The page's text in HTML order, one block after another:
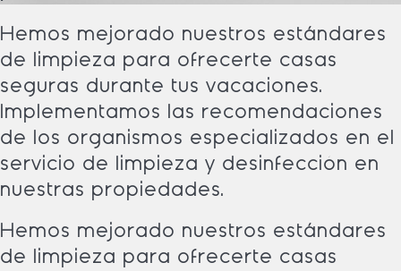
Hemos mejorado nuestros estándares
de limpieza para ofrecerte casas
seguras durante tus vacaciones.
Implementamos las recomendaciones
de los organismos especializados en el
servicio de limpieza y desinfección en
nuestras propiedades.
Hemos mejorado nuestros estándares
de limpieza para ofrecerte casas